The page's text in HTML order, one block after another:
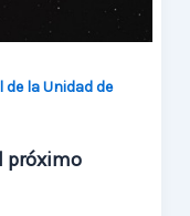
de la Unidad de
próximo